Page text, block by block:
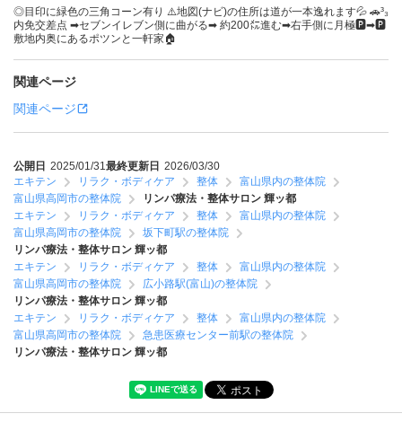
◎目印に緑色の三角コーン有り ⚠️地図(ナビ)の住所は道が一本逸れます💦 🚗³₃
内免交差点 ➡セブンイレブン側に曲がる➡ 約200㍍進む➡右手側に月極🅿️➡🅿️
敷地内奥にあるポツンと一軒家🏠
関連ページ
関連ページ
公開日 2025/01/31最終更新日 2026/03/30
エキテン
リラク・ボディケア 整体
富山県内の整体院
富山県高岡市の整体院
リンパ療法・整体サロン 輝ッ都
エキテン
リラク・ボディケア 整体
富山県内の整体院
富山県高岡市の整体院
坂下町駅の整体院
リンパ療法・整体サロン 輝ッ都
エキテン
リラク・ボディケア 整体
富山県内の整体院
富山県高岡市の整体院
広小路駅(富山)の整体院
リンパ療法・整体サロン 輝ッ都
エキテン
リラク・ボディケア 整体
富山県内の整体院
富山県高岡市の整体院
急患医療センター前駅の整体院
リンパ療法・整体サロン 輝ッ都